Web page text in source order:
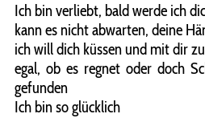
Ich bin verliebt, bald werde ich
kann es nicht abwarten, deine
ich will dich küssen und mit dir
egal, ob es regnet oder doch
gefunden
Ich bin so glücklich